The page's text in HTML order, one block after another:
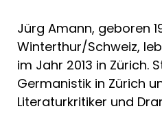
Jürg Amann, geboren
Winterthur/Schweiz,
im Jahr 2013 in Zürich.
Germanistik in Zürich
Literaturkritiker und